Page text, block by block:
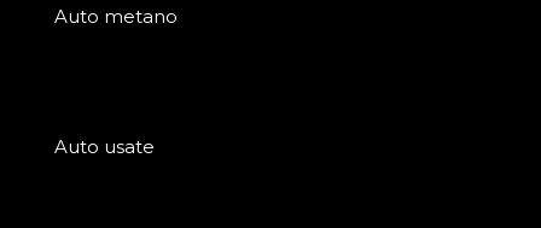
Auto metano
Auto usate